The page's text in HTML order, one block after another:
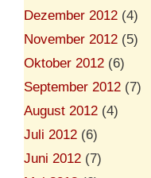
Dezember 2012 (4)
November 2012 (5)
Oktober 2012 (6)
September 2012 (7)
August 2012 (4)
Juli 2012 (6)
Juni 2012 (7)